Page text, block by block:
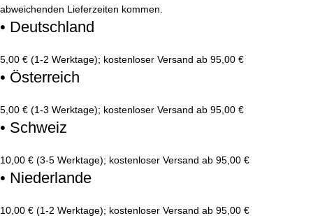
abweichenden Lieferzeiten kommen.
• Deutschland
5,00 € (1-2 Werktage); kostenloser Versand ab 95,00 €
• Österreich
5,00 € (1-3 Werktage); kostenloser Versand ab 95,00 €
• Schweiz
10,00 € (3-5 Werktage); kostenloser Versand ab 95,00 €
• Niederlande
10,00 € (1-2 Werktage); kostenloser Versand ab 95,00 €